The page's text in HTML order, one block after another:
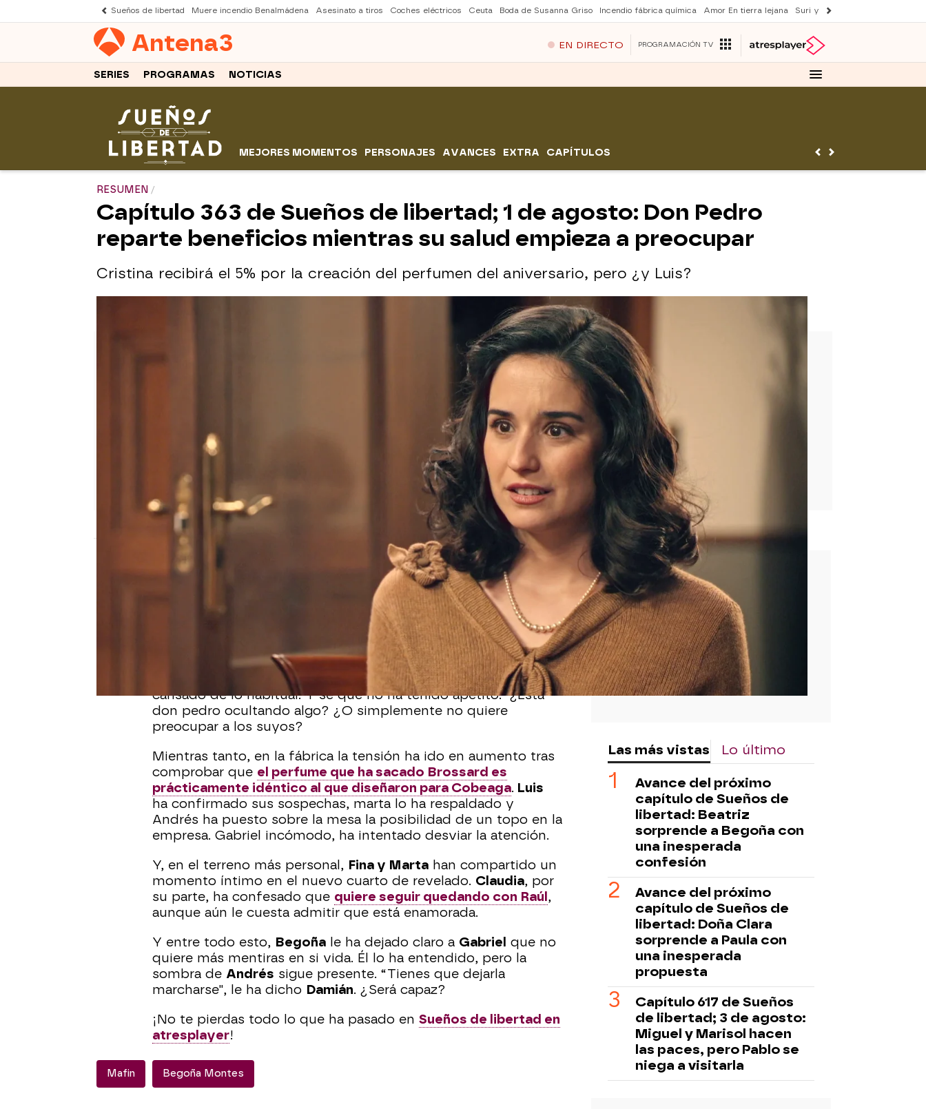
Sueños de libertad Muere incendio Benalmádena Asesinato a tiros Coches eléctricos Ceuta Boda de Susanna Griso Incendio fábrica química Amor En tierra lejana Suri y Tom Cruise
Antena3 EN DIRECTO PROGRAMACIÓN TV
SERIES PROGRAMAS NOTICIAS
MEJORES MOMENTOS PERSONAJES AVANCES EXTRA CAPÍTULOS
RESUMEN
Capítulo 363 de Sueños de libertad; 1 de agosto: Don Pedro
reparte beneficios mientras su salud empieza a preocupar
Cristina recibirá el 5% por la creación del perfumen del aniversario, pero ¿y Luis?
Sube la temperatura entre Marta y Fina en el cuarto de revelado: “Nadie me ve como me ven tus ojos”
Ana Bermejo Lillo
Publicado:01 de agosto de 2025, 17:00 WhatsappFacebook Flipboard
Don Pedroha sorprendido a su sobrina Cristinaal anunciarle
que quiere cederle el 5% de los beneficios del perfume que
ella misma ha creado. Un gesto de reconocimiento justo
cuando su entorno ha empezado a notar señales que
ha sido clara con él: “Últimamente está más
cansado de lo habitual. Y sé que no ha tenido apetito." ¿Está
don pedro ocultando algo? ¿O simplemente no quiere
preocupar a los suyos?
Mientras tanto, en la fábrica la tensión ha ido en aumento tras
comprobar que el perfume que ha sacado Brossard es
prácticamente idéntico al que diseñaron para Cobeaga. Luis
ha confirmado sus sospechas, marta lo ha respaldado y
Andrés ha puesto sobre la mesa la posibilidad de un topo en la
empresa. Gabriel incómodo, ha intentado desviar la atención.
Y, en el terreno más personal, Fina y Marta han compartido un
momento íntimo en el nuevo cuarto de revelado. Claudia, por
su parte, ha confesado que quiere seguir quedando con Raúl ,
aunque aún le cuesta admitir que está enamorada.
Y entre todo esto, Begoña le ha dejado claro a Gabriel que no
quiere más mentiras en si vida. Él lo ha entendido, pero la
sombra de Andrés sigue presente. “Tienes que dejarla
marcharse", le ha dicho Damián. ¿Será capaz?
¡No te pierdas todo lo que ha pasado en Sueños de libertad en
atresplayer!
Mafin Begoña Montes
Las más vistas Lo último
Avance del próximo
capítulo de Sueños de
libertad: Beatriz
sorprende a Begoña con
una inesperada
confesión
Avance del próximo
capítulo de Sueños de
libertad: Doña Clara
sorprende a Paula con
una inesperada
propuesta
Capítulo 617 de Sueños
de libertad; 3 de agosto:
Miguel y Marisol hacen
las paces, pero Pablo se
niega a visitarla